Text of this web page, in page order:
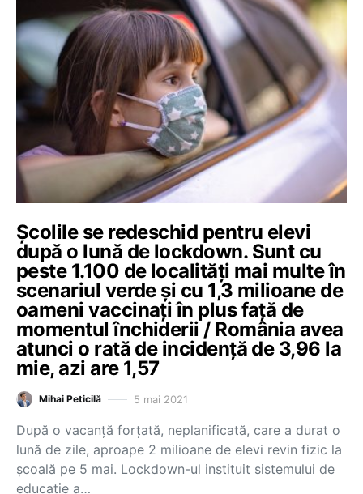
Școlile se redeschid pentru elevi
după o lună de lockdown. Sunt cu
peste 1.100 de localități mai multe în
scenariul verde și cu 1,3 milioane de
oameni vaccinați în plus față de
momentul închiderii / România avea
atunci o rată de incidență de 3,96 la
mie, azi are 1,57
Mihai Peticilă 5 mai 2021
După o vacanță forțată, neplanificată, care a durat o
lună de zile, aproape 2 milioane de elevi revin fizic la
școală pe 5 mai. Lockdown-ul instituit sistemului de
educație a…